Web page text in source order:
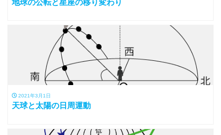
地球の公転と星座の移り変わり
2021年3月1日
天球と太陽の日周運動